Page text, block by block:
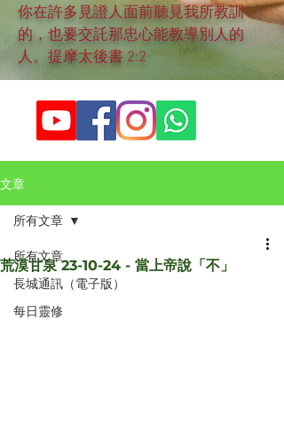
你在許多見證人面前聽見我所教訓
的，也要交託那忠心能教導別人的
人。提摩太後書 2:2
文章
所有文章
長城通訊（電子版）
每日靈修
所有文章
荒漠甘泉 23-10-24 - 當上帝說「不」